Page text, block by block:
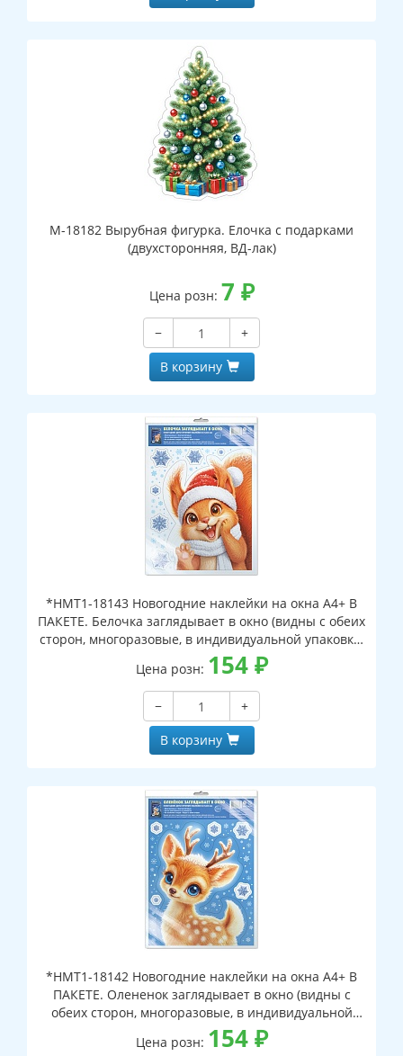
М-18182 Вырубная фигурка. Елочка с подарками
(двухсторонняя, ВД-лак)
Цена розн: 7 ₽
−
+
В корзину
*НМТ1-18143 Новогодние наклейки на окна А4+ В
ПАКЕТЕ. Белочка заглядывает в окно (видны с обеих
сторон, многоразовые, в индивидуальной упаковке,
с европодвесом и клеевым клапаном)
Цена розн: 154₽
−
+
В корзину
*НМТ1-18142 Новогодние наклейки на окна А4+ В
ПАКЕТЕ. Олененок заглядывает в окно (видны с
обеих сторон, многоразовые, в индивидуальной
упаковке, с европодвесом и клеевым клапаном)
Цена розн: 154₽